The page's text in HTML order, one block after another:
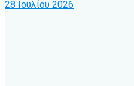
28 Ιουλίου 2026